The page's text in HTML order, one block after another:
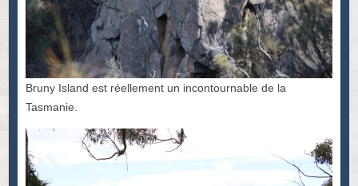
Bruny Island est réellement un incontournable de la
Tasmanie.